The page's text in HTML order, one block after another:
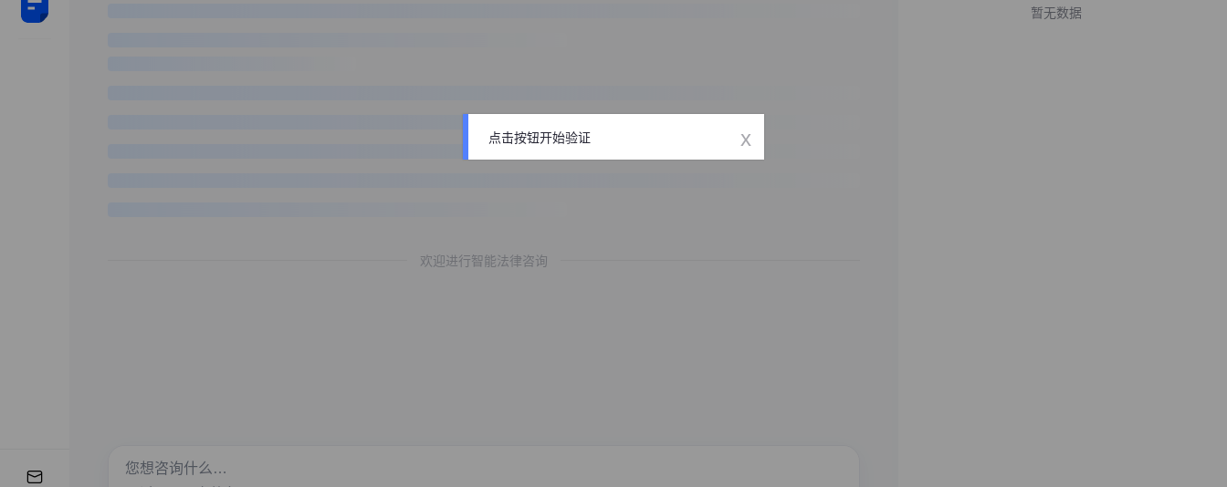
欢迎进行智能法律咨询
暂无数据
点击按钮开始验证 x